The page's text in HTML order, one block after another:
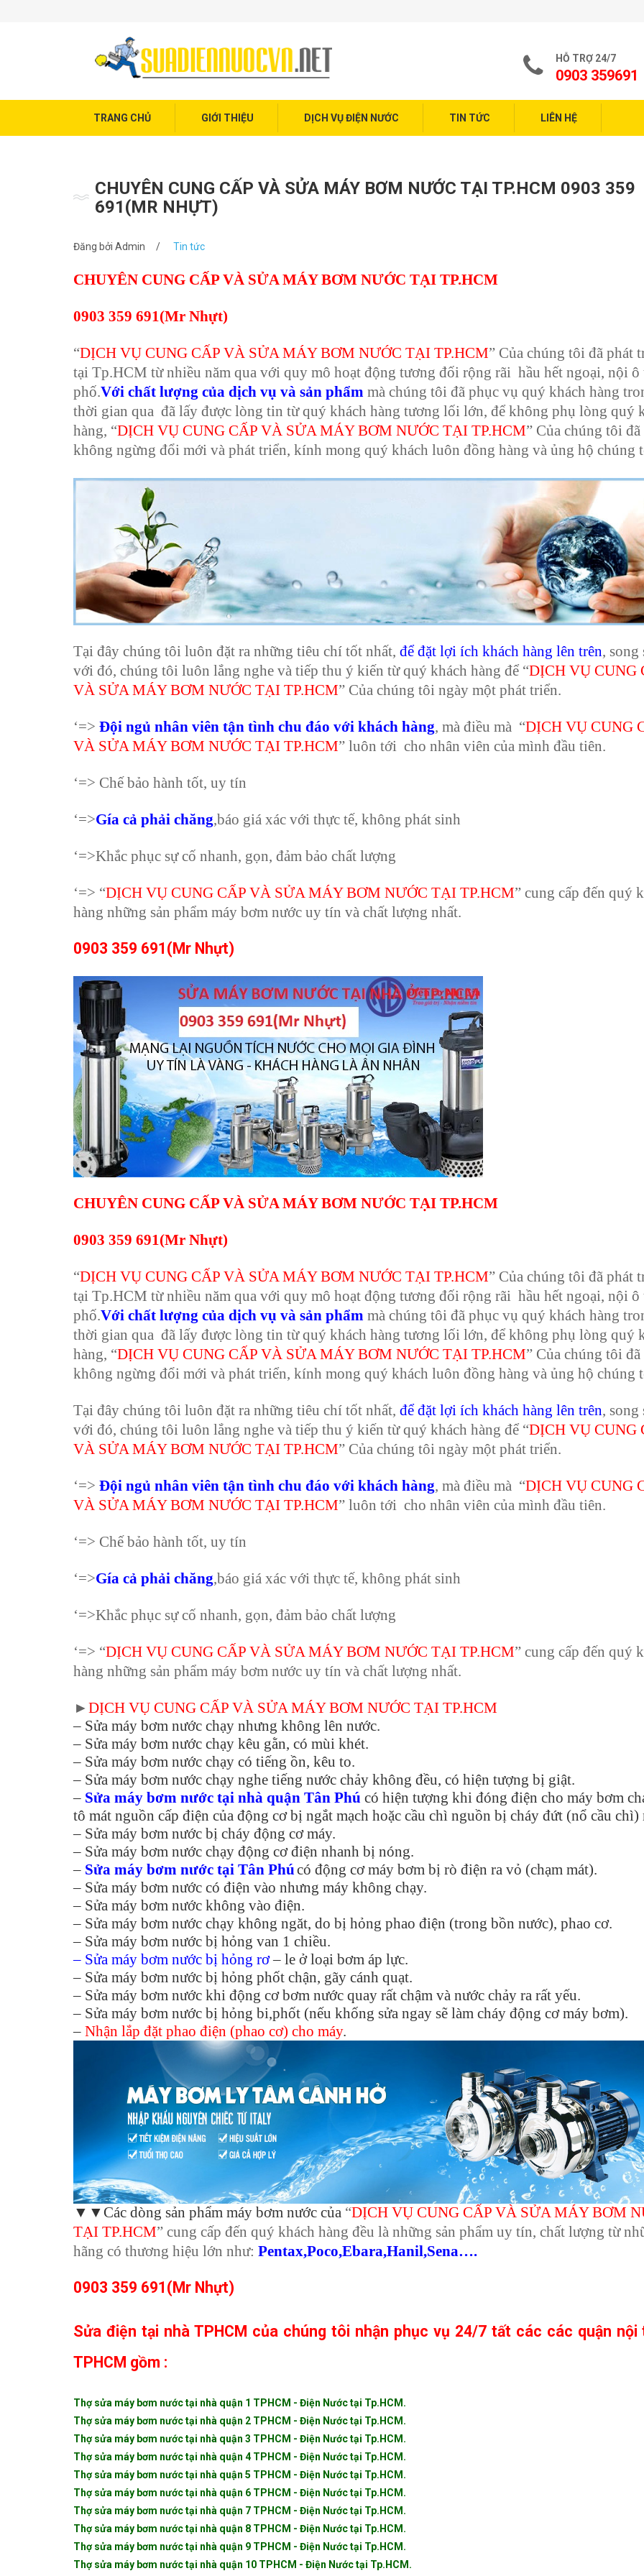
HỖ TRỢ 24/7
0903 359691
TRANG CHỦ GIỚI THIỆU DỊCH VỤ ĐIỆN NƯỚC TIN TỨC LIÊN HỆ
CHUYÊN CUNG CẤP VÀ SỬA MÁY BƠM NƯỚC TẠI TP.HCM 0903 359
691(MR NHỰT)
Đăng bởi Admin / Tin tức
CHUYÊN CUNG CẤP VÀ SỬA MÁY BƠM NƯỚC TẠI TP.HCM
0903 359 691(Mr Nhựt)
“DỊCH VỤ CUNG CẤP VÀ SỬA MÁY BƠM NƯỚC TẠI TP.HCM” Của chúng tôi đã phát
tại Tp.HCM từ nhiều năm qua với quy mô hoạt động tương đối rộng rãi hầu hết ngoại, nội ô
phố.Với chất lượng của dịch vụ và sản phẩm mà chúng tôi đã phục vụ quý khách hàng
thời gian qua đã lấy được lòng tin từ quý khách hàng tương lối lớn, để không phụ lòng quý
hàng, “DỊCH VỤ CUNG CẤP VÀ SỬA MÁY BƠM NƯỚC TẠI TP.HCM” Của chúng tôi đã
không ngừng đổi mới và phát triển, kính mong quý khách luôn đồng hàng và ủng hộ chúng
Tại đây chúng tôi luôn đặt ra những tiêu chí tốt nhất, để đặt lợi ích khách hàng lên trên, song
với đó, chúng tôi luôn lắng nghe và tiếp thu ý kiến từ quý khách hàng để “DỊCH VỤ CUNG
VÀ SỬA MÁY BƠM NƯỚC TẠI TP.HCM” Của chúng tôi ngày một phát triển.
‘=> Đội ngủ nhân viên tận tình chu đáo với khách hàng, mà điều mà “DỊCH VỤ CUNG
VÀ SỬA MÁY BƠM NƯỚC TẠI TP.HCM” luôn tới cho nhân viên của mình đầu tiên.
‘=> Chế bảo hành tốt, uy tín
‘=>Gía cả phải chăng,báo giá xác với thực tế, không phát sinh
‘=>Khắc phục sự cố nhanh, gọn, đảm bảo chất lượng
‘=> “DỊCH VỤ CUNG CẤP VÀ SỬA MÁY BƠM NƯỚC TẠI TP.HCM” cung cấp đến quý
hàng những sản phẩm máy bơm nước uy tín và chất lượng nhất.
0903 359 691(Mr Nhựt)
CHUYÊN CUNG CẤP VÀ SỬA MÁY BƠM NƯỚC TẠI TP.HCM
0903 359 691(Mr Nhựt)
“DỊCH VỤ CUNG CẤP VÀ SỬA MÁY BƠM NƯỚC TẠI TP.HCM” Của chúng tôi đã phát
tại Tp.HCM từ nhiều năm qua với quy mô hoạt động tương đối rộng rãi hầu hết ngoại, nội ô
phố.Với chất lượng của dịch vụ và sản phẩm mà chúng tôi đã phục vụ quý khách hàng
thời gian qua đã lấy được lòng tin từ quý khách hàng tương lối lớn, để không phụ lòng quý
hàng, “DỊCH VỤ CUNG CẤP VÀ SỬA MÁY BƠM NƯỚC TẠI TP.HCM” Của chúng tôi đã
không ngừng đổi mới và phát triển, kính mong quý khách luôn đồng hàng và ủng hộ chúng
Tại đây chúng tôi luôn đặt ra những tiêu chí tốt nhất, để đặt lợi ích khách hàng lên trên, song
với đó, chúng tôi luôn lắng nghe và tiếp thu ý kiến từ quý khách hàng để “DỊCH VỤ CUNG
VÀ SỬA MÁY BƠM NƯỚC TẠI TP.HCM” Của chúng tôi ngày một phát triển.
‘=> Đội ngủ nhân viên tận tình chu đáo với khách hàng, mà điều mà “DỊCH VỤ CUNG
VÀ SỬA MÁY BƠM NƯỚC TẠI TP.HCM” luôn tới cho nhân viên của mình đầu tiên.
‘=> Chế bảo hành tốt, uy tín
‘=>Gía cả phải chăng,báo giá xác với thực tế, không phát sinh
‘=>Khắc phục sự cố nhanh, gọn, đảm bảo chất lượng
‘=> “DỊCH VỤ CUNG CẤP VÀ SỬA MÁY BƠM NƯỚC TẠI TP.HCM” cung cấp đến quý
hàng những sản phẩm máy bơm nước uy tín và chất lượng nhất.
► DỊCH VỤ CUNG CẤP VÀ SỬA MÁY BƠM NƯỚC TẠI TP.HCM
– Sửa máy bơm nước chạy nhưng không lên nước.
– Sửa máy bơm nước chạy kêu gằn, có mùi khét.
– Sửa máy bơm nước chạy có tiếng ồn, kêu to.
– Sửa máy bơm nước chạy nghe tiếng nước chảy không đều, có hiện tượng bị giật.
– Sửa máy bơm nước tại nhà quận Tân Phú có hiện tượng khi đóng điện cho máy bơm
tô mát nguồn cấp điện của động cơ bị ngắt mạch hoặc cầu chì nguồn bị cháy đứt (nổ cầu chì)
– Sửa máy bơm nước bị cháy động cơ máy.
– Sửa máy bơm nước chạy động cơ điện nhanh bị nóng.
– Sửa máy bơm nước tại Tân Phúcó động cơ máy bơm bị rò điện ra vỏ (chạm mát).
– Sửa máy bơm nước có điện vào nhưng máy không chạy.
– Sửa máy bơm nước không vào điện.
– Sửa máy bơm nước chạy không ngăt, do bị hỏng phao điện (trong bồn nước), phao cơ.
– Sửa máy bơm nước bị hỏng van 1 chiều.
– Sửa máy bơm nước bị hỏng rơ– le ở loại bơm áp lực.
– Sửa máy bơm nước bị hỏng phốt chận, gãy cánh quạt.
– Sửa máy bơm nước khi động cơ bơm nước quay rất chậm và nước chảy ra rất yếu.
– Sửa máy bơm nước bị hỏng bi,phốt (nếu khống sửa ngay sẽ làm cháy động cơ máy bơm).
– Nhận lắp đặt phao điện (phao cơ) cho máy.
▼▼Các dòng sản phẩm máy bơm nước của “DỊCH VỤ CUNG CẤP VÀ SỬA MÁY BƠM
TẠI TP.HCM” cung cấp đến quý khách hàng đều là những sản phẩm uy tín, chất lượng từ
hãng có thương hiệu lớn như: Pentax,Poco,Ebara,Hanil,Sena….
0903 359 691(Mr Nhựt)
Sửa điện tại nhà TPHCM của chúng tôi nhận phục vụ 24/7 tất các các quận nội
TPHCM gồm :
Thợ sửa máy bơm nước tại nhà quận 1 TPHCM - Điện Nước tại Tp.HCM.
Thợ sửa máy bơm nước tại nhà quận 2 TPHCM - Điện Nước tại Tp.HCM.
Thợ sửa máy bơm nước tại nhà quận 3 TPHCM - Điện Nước tại Tp.HCM.
Thợ sửa máy bơm nước tại nhà quận 4 TPHCM - Điện Nước tại Tp.HCM.
Thợ sửa máy bơm nước tại nhà quận 5 TPHCM - Điện Nước tại Tp.HCM.
Thợ sửa máy bơm nước tại nhà quận 6 TPHCM - Điện Nước tại Tp.HCM.
Thợ sửa máy bơm nước tại nhà quận 7 TPHCM - Điện Nước tại Tp.HCM.
Thợ sửa máy bơm nước tại nhà quận 8 TPHCM - Điện Nước tại Tp.HCM.
Thợ sửa máy bơm nước tại nhà quận 9 TPHCM - Điện Nước tại Tp.HCM.
Thợ sửa máy bơm nước tại nhà quận 10 TPHCM - Điện Nước tại Tp.HCM.